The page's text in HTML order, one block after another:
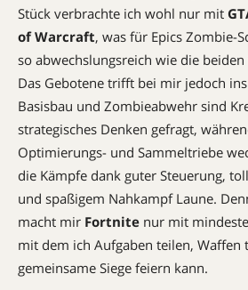
Stück verbrachte ich wohl nur mit
of Warcraft, was für Epics Zombie-
so abwechslungsreich wie die beiden
Das Gebotene trifft bei mir jedoch
Basisbau und Zombieabwehr sind
strategisches Denken gefragt,
Optimierungs- und Sammeltriebe
die Kämpfe dank guter Steuerung,
und spaßigem Nahkampf Laune.
macht mir Fortnite nur mit
mit dem ich Aufgaben teilen, Waffen
gemeinsame Siege feiern kann.